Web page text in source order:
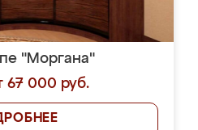
"Моргана"
67 000 руб.